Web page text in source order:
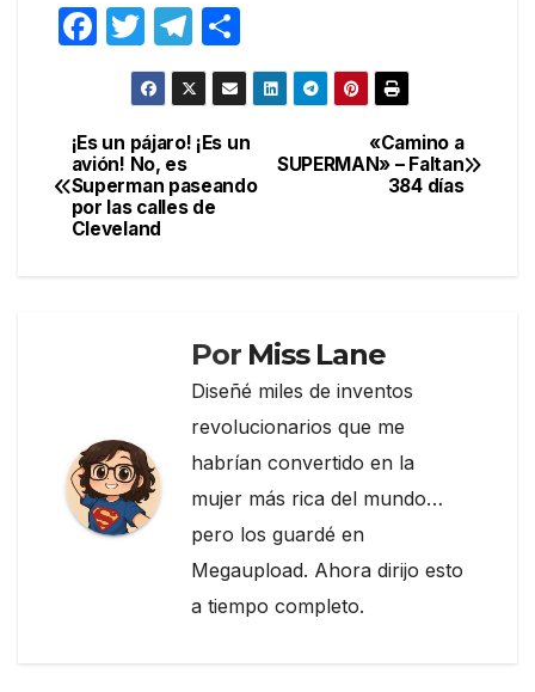
F
e
b
o
T
w
itt
er
T
el
e
gr
a
m
o
m
p
ar
Navegación
de
«Camino a
SUPERMAN» – Faltan
384 días
¡Es un pájaro! ¡Es un
avión! No, es
Superman paseando
por las calles de
Cleveland
Por Miss Lane
Diseñé miles de inventos
revolucionarios que me
habrían convertido en la
mujer más rica del mundo…
pero los guardé en
Megaupload. Ahora dirijo esto
a tiempo completo.